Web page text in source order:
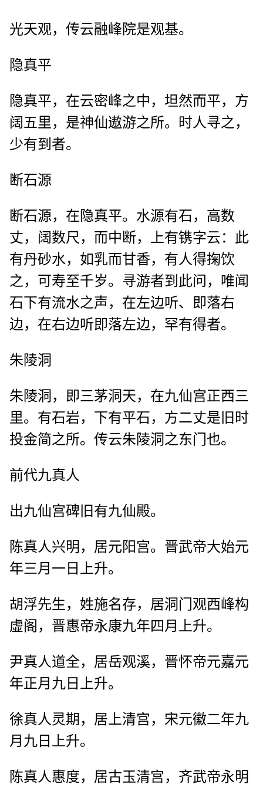
光天观，传云融峰院是观基。
隐真平
隐真平，在云密峰之中，坦然而平，方
阔五里，是神仙遨游之所。时人寻之，
少有到者。
断石源
断石源，在隐真平。水源有石，高数
丈，阔数尺，而中断，上有镌字云：此
有丹砂水，如乳而甘香，有人得掬饮
之，可寿至千岁。寻游者到此问，唯闻
石下有流水之声，在左边听、即落右
边，在右边听即落左边，罕有得者。
朱陵洞
朱陵洞，即三茅洞天，在九仙宫正西三
里。有石岩，下有平石，方二丈是旧时
投金简之所。传云朱陵洞之东门也。
前代九真人
出九仙宫碑旧有九仙殿。
陈真人兴明，居元阳宫。晋武帝大始元
年三月一日上升。
胡浮先生，姓施名存，居洞门观西峰构
虚阁，晋惠帝永康九年四月上升。
尹真人道全，居岳观溪，晋怀帝元嘉元
年正月九日上升。
徐真人灵期，居上清宫，宋元徽二年九
月九日上升。
陈真人惠度，居古玉清宫，齐武帝永明